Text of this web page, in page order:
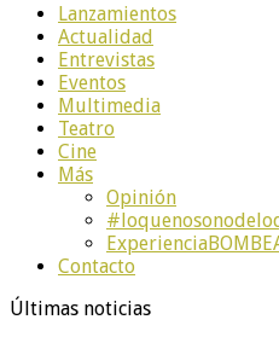
Lanzamientos
Actualidad
Entrevistas
Eventos
Multimedia
Teatro
Cine
Más
Opinión
Contacto
Últimas noticias